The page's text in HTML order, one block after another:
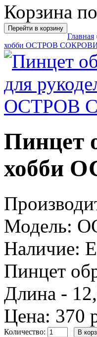
Корзина
Перейти в корзину
Главная
хобби ОСТРОВ
Пинцет
хобби
Модель:
Наличие:
Пинцет
Длина -
Цена: 370
Количество: